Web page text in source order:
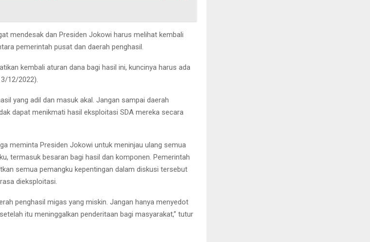
mendesak dan Presiden Jokowi harus melihat kembali
pemerintah pusat dan daerah penghasil.
kembali aturan dana bagi hasil ini, kuncinya harus ada
12/2022).
yang adil dan masuk akal. Jangan sampai daerah
dapat menikmati hasil eksploitasi SDA mereka secara
meminta Presiden Jokowi untuk meninjau ulang semua
termasuk besaran bagi hasil dan komponen. Pemerintah
semua pemangku kepentingan dalam diskusi tersebut
dieksploitasi.
penghasil migas yang miskin. Jangan hanya menyedot
itu meninggalkan penderitaan bagi masyarakat,” tutur